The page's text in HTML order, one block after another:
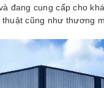
đang cung cấp cho
cũng như thương